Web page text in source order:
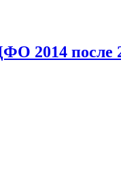
2014 после